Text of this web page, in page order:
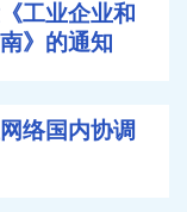
工业企业和
》的通知
络国内协调